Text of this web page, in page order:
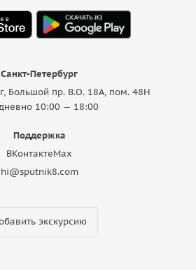
Санкт-Петербург
Большой пр. В.О. 18A, пом. 48Н
10:00 — 18:00
Поддержка
ВКонтактеMax
hi@sputnik8.com
экскурсию